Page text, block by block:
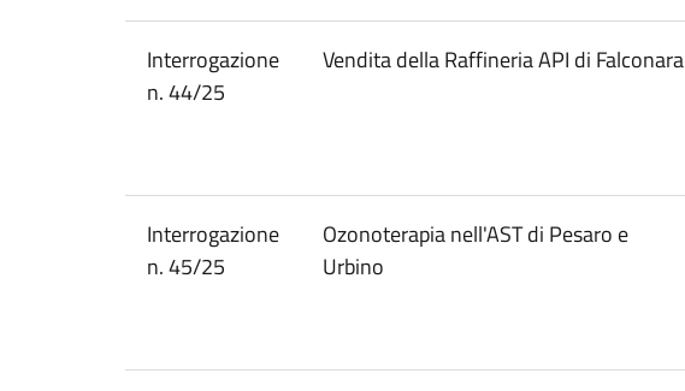
Interrogazione
n. 44/25
Vendita della Raffineria API di Falconara
Interrogazione
n. 45/25
Ozonoterapia nell'AST di Pesaro e
Urbino